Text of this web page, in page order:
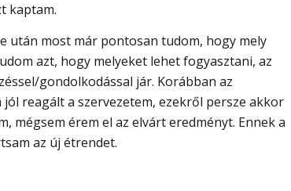
kaptam.
után most már pontosan tudom, hogy mely
azt, hogy melyeket lehet fogyasztani, az
gondolkodással jár. Korábban az
reagált a szervezetem, ezekről persze akkor
mégsem érem el az elvárt eredményt. Ennek a
az új étrendet.